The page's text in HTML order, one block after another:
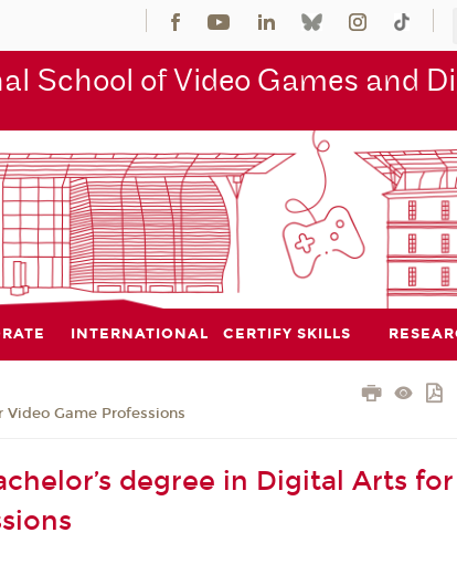
School of Video Games and
INTERNATIONAL CERTIFY SKILLS
Game Professions
degree in Digital Arts for